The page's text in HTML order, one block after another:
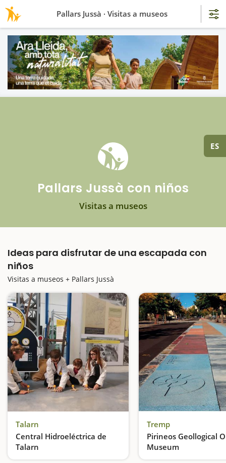
ES
Pallars Jussà con niños
Visitas a museos
Ideas para disfrutar de una escapada con
niños
Visitas a museos + Pallars Jussà
Talarn
Central Hidroeléctrica de
Talarn
Ponemos luz a la energía
Tremp
Pirineos Geollogical
Museum
Pallars Jussà · Visitas a museos